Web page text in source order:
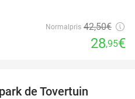
Normalpris 42,50€
28,95€
de Tovertuin